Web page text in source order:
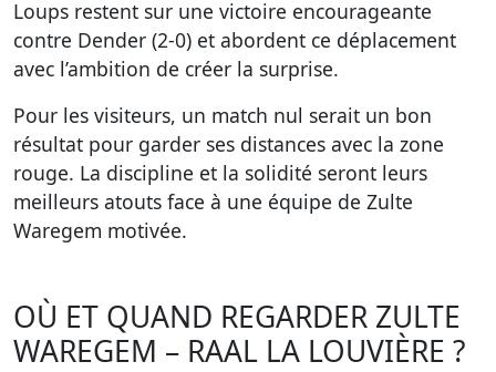
Loups restent sur une victoire encourageante
contre Dender (2-0) et abordent ce déplacement
avec l’ambition de créer la surprise.
Pour les visiteurs, un match nul serait un bon
résultat pour garder ses distances avec la zone
rouge. La discipline et la solidité seront leurs
meilleurs atouts face à une équipe de Zulte
Waregem motivée.
OÙ ET QUAND REGARDER ZULTE
WAREGEM – RAAL LA LOUVIÈRE ?